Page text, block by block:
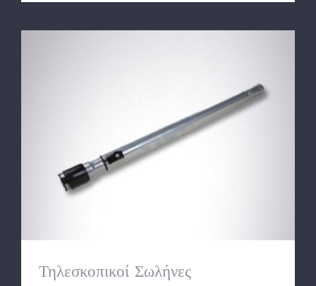
Τηλεσκοπικοί Σωλήνες
Τηλεσκοπικοί Σωλήνες